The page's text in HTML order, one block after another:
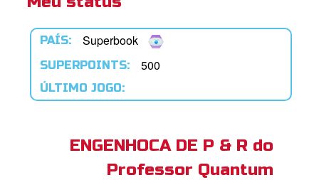
Idioma
PAÍS: Superbook
SUPERPOINTS: 500
ÚLTIMO JOGO:
ENGENHOCA DE P & R do
Professor Quantum